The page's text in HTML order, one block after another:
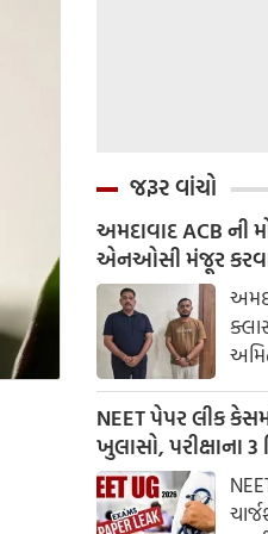
જરૂર વાંચો
અમદાવાદ ACB ની
એનઓસી મંજૂર
ચીફ ફાયર ઓફિસર
NEET પેપર લીક
ખુલાસો, પરીક્ષાના
સુધી પહોંચ્યા હતા